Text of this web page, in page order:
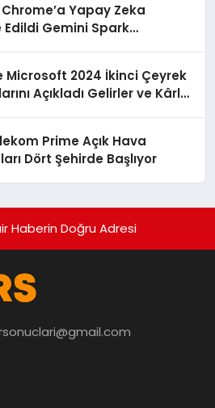
Yapay Zeka
Edildi Gemini Spark
Microsoft 2024 İkinci Çeyrek
Açıkladı Gelirler ve Kârlar
Prime Açık Hava
Dört Şehirde Başlıyor
Haberin Doğru Adresi